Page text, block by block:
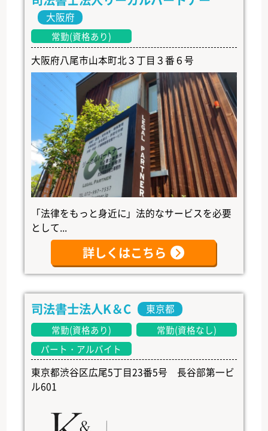
大阪府
常勤(資格あり)
大阪府八尾市山本町北３丁目３番６号
「法律をもっと身近に」法的なサービスを必要
として...
詳しくはこちら
司法書士法人K＆C 東京都
常勤(資格あり)
常勤(資格なし)
パート・アルバイト
東京都渋谷区広尾5丁目23番5号 長谷部第一ビ
ル601